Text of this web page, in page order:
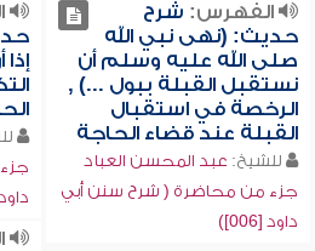
الفهرس: شرح
حديث: (نهى نبي الله
صلى الله عليه وسلم أن
نستقبل القبلة ببول ...) ,
الرخصة في استقبال
القبلة عند قضاء الحاجة
للشيخ: عبد المحسن العباد
جزء من محاضرة ( شرح سنن أبي
داود [006])
داود